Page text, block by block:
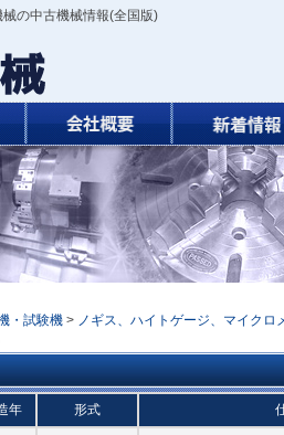
械の中古機械情報(全国版)
・試験機 > ノギス、ハイトゲージ、マイクロ
年 形式